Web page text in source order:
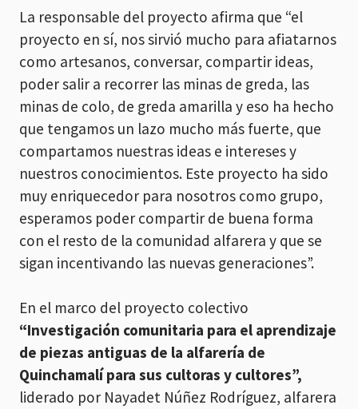
La responsable del proyecto afirma que “el
proyecto en sí, nos sirvió mucho para afiatarnos
como artesanos, conversar, compartir ideas,
poder salir a recorrer las minas de greda, las
minas de colo, de greda amarilla y eso ha hecho
que tengamos un lazo mucho más fuerte, que
compartamos nuestras ideas e intereses y
nuestros conocimientos. Este proyecto ha sido
muy enriquecedor para nosotros como grupo,
esperamos poder compartir de buena forma
con el resto de la comunidad alfarera y que se
sigan incentivando las nuevas generaciones”.
En el marco del proyecto colectivo
“Investigación comunitaria para el aprendizaje
de piezas antiguas de la alfarería de
Quinchamalí para sus cultoras y cultores”,
liderado por Nayadet Núñez Rodríguez, alfarera